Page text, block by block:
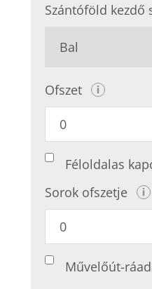
Szántóföld kezdő
Ofszet
Féloldalas
Sorok ofszetje
Művelőút-